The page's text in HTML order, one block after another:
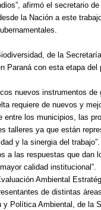
afirmó el secretario
la Nación a este
de la
Paraná con esta etapa del
nuevos instrumentos
requiere de nuevos y
los municipios, las
talleres ya que están
y la sinergia del trabajo”.
a las respuestas que dan
calidad institucional”.
Ambiental
de distintas
Política Ambiental, de la